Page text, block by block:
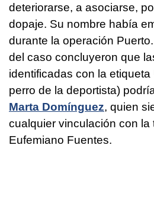
deteriorarse, a asociarse,
dopaje. Su nombre había
durante la operación
del caso concluyeron que
identificadas con la
perro de la deportista)
Marta Domínguez, quien
cualquier vinculación con la
Eufemiano Fuentes.